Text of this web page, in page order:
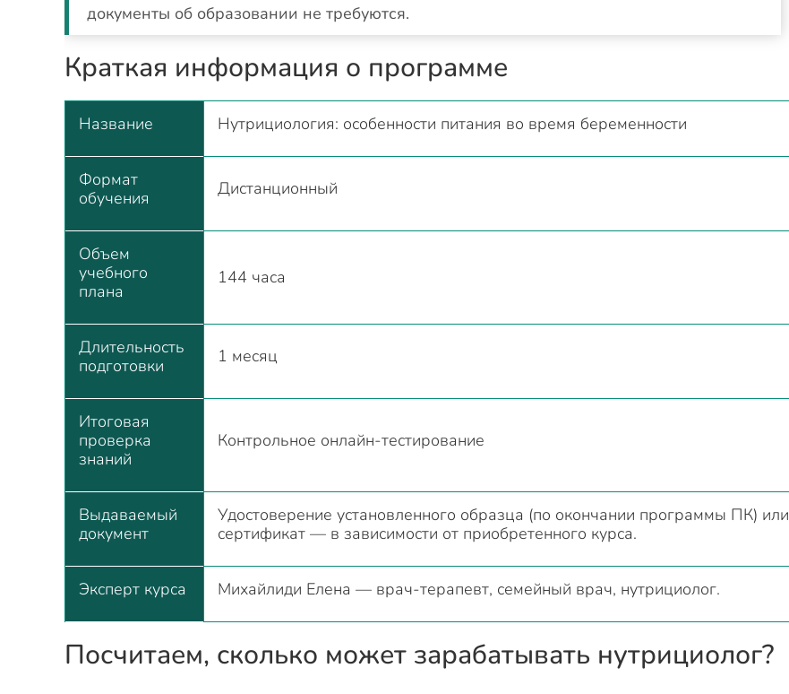
документы об образовании не требуются.
Краткая информация о программе
Название Нутрициология: особенности питания во время беременности
Формат
обучения
Дистанционный
Объем
учебного
плана
144 часа
Длительность
подготовки
1 месяц
Итоговая
проверка
знаний
Контрольное онлайн-тестирование
Выдаваемый
документ
Удостоверение установленного образца (по окончании программы ПК) или
сертификат — в зависимости от приобретенного курса.
Эксперт курса Михайлиди Елена — врач-терапевт, семейный врач, нутрициолог.
Посчитаем, сколько может зарабатывать нутрициолог?